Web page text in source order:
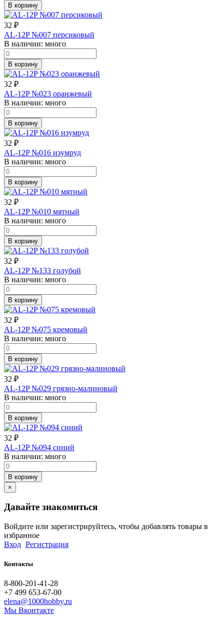
В корзину
32 ₽
AL-12P №007 персиковый
В наличии: много
В корзину
32 ₽
AL-12P №023 оранжевый
В наличии: много
В корзину
32 ₽
AL-12P №016 изумруд
В наличии: много
В корзину
32 ₽
AL-12P №010 мятный
В наличии: много
В корзину
32 ₽
AL-12P №133 голубой
В наличии: много
В корзину
32 ₽
AL-12P №075 кремовый
В наличии: много
В корзину
32 ₽
AL-12P №029 грязно-малиновый
В наличии: много
В корзину
32 ₽
AL-12P №094 синий
В наличии: много
В корзину
×
Давайте знакомиться
Войдите или зарегистрируйтесь, чтобы добавлять товары в
избранное
Вход Регистрация
Контакты
8-800-201-41-28
+7 499 653-67-00
elena@1000hobby.ru
Мы Вконтакте